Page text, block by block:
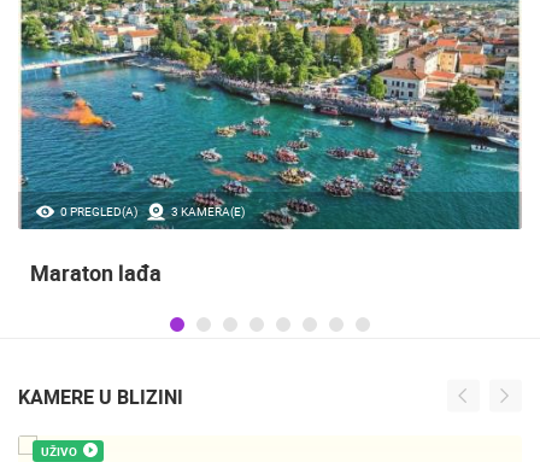
0 PREGLED(A) 3 KAMERA(E)
Maraton lađa
KAMERE U BLIZINI
UŽIVO